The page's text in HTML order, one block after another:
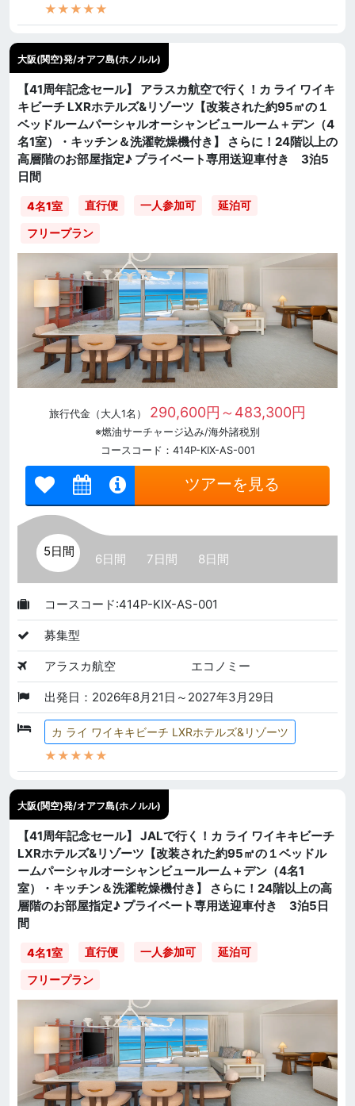
★★★★★
大阪(関空)発/オアフ島(ホノルル)
【41周年記念セール】 アラスカ航空で行く！カ ライ ワイキ
キビーチ LXRホテルズ&リゾーツ【改装された約95㎡の１
ベッドルームパーシャルオーシャンビュールーム＋デン（4
名1室）・キッチン＆洗濯乾燥機付き】 さらに！24階以上の
高層階のお部屋指定♪ プライベート専用送迎車付き 3泊5
日間
4名1室 直行便 一人参加可 延泊可
フリープラン
旅行代金（大人1名） 290,600円～483,300円
※燃油サーチャージ込み/海外諸税別
コースコード：414P-KIX-AS-001
ツアーを見る
5日間
6日間 7日間 8日間
コースコード:414P-KIX-AS-001
募集型
アラスカ航空 エコノミー
出発日：2026年8月21日～2027年3月29日
カ ライ ワイキキビーチ LXRホテルズ&リゾーツ
★★★★★
大阪(関空)発/オアフ島(ホノルル)
【41周年記念セール】 JALで行く！カ ライ ワイキキビーチ
LXRホテルズ&リゾーツ【改装された約95㎡の１ベッドル
ームパーシャルオーシャンビュールーム＋デン（4名1
室）・キッチン＆洗濯乾燥機付き】 さらに！24階以上の高
層階のお部屋指定♪ プライベート専用送迎車付き 3泊5日
間
4名1室 直行便 一人参加可 延泊可
フリープラン